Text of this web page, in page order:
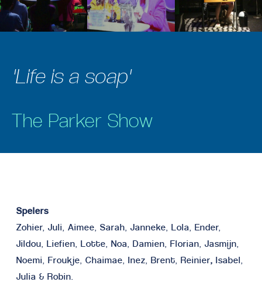
'Life is a soap'
The Parker Show
Spelers
Zohier, Juli, Aimee, Sarah, Janneke, Lola, Ender,
Jildou, Liefien, Lotte, Noa, Damien, Florian, Jasmijn,
Noemi, Froukje, Chaimae, Inez, Brent, Reinier, Isabel,
Julia & Robin.